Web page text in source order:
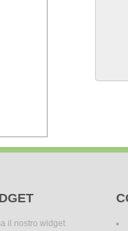
il nostro widget